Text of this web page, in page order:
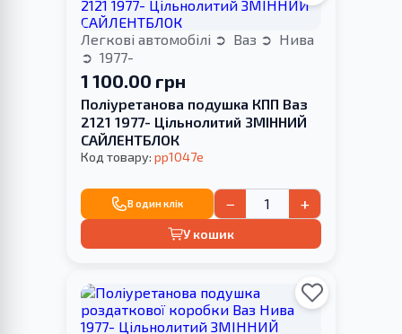
Легкові автомобілі Ваз
Нива
1977-
1 100.00 грн
Поліуретанова подушка КПП Ваз
2121 1977- Цільнолитий ЗМІННИЙ
САЙЛЕНТБЛОК
Код товару: pp1047e
В один клік − +
У кошик